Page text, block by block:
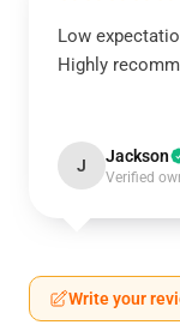
Low
Highly
J Jackson
Verified
Write your